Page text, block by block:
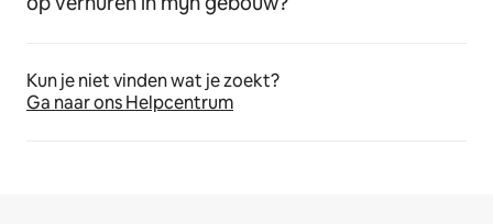
Kun je niet vinden wat je zoekt?
Ga naar ons Helpcentrum